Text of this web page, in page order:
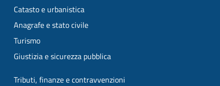
Catasto e urbanistica
Anagrafe e stato civile
Turismo
Giustizia e sicurezza pubblica
Tributi, finanze e contravvenzioni